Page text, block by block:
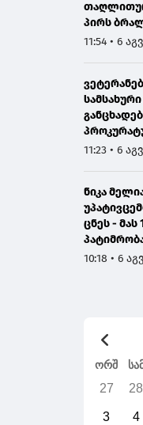
პირს
11:54 • 6
11:23 • 6
ნიკა
ცნეს -
10:18 • 6
ორშ
27 28
3 4